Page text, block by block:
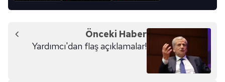
Önceki Haber
Yardımcı'dan flaş açıklamalar!